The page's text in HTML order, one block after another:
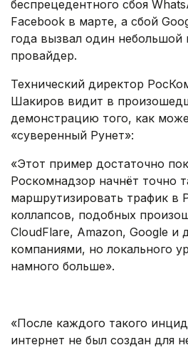
беспрецедентного сбоя
Facebook в марте, а сбой
года вызвал один небольшой
провайдер.
Технический директор
Шакиров видит в
демонстрацию того, как
«суверенный Рунет»:
«Этот пример достаточно
Роскомнадзор начнёт точно
маршрутизировать трафик в
коллапсов, подобных
CloudFlare, Amazon, Google и
компаниями, но локального
намного больше».
«После каждого такого
интернет не был создан для